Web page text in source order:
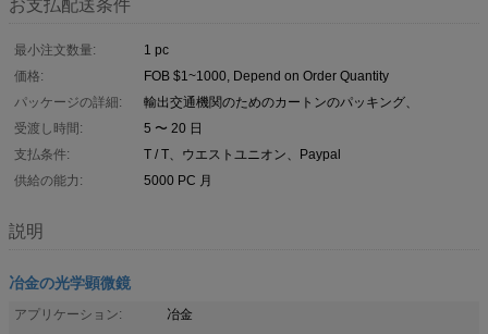
お支払配送条件
最小注文数量:
1 pc
価格:
FOB $1~1000, Depend on Order Quantity
パッケージの詳細:
輸出交通機関のためのカートンのパッキング、
受渡し時間:
5 〜 20 日
支払条件:
T / T、ウエストユニオン、Paypal
供給の能力:
5000 PC 月
説明
冶金の光学顕微鏡
アプリケーション:
冶金